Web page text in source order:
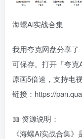
海螺Ai实战合集
我用夸克网盘分享了
可保存。打开「夸
原画5倍速，支持电视
链接：https://
📖 资源说明：
《海螺Ai实战合集